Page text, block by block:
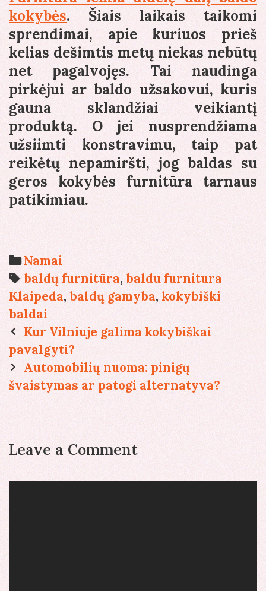
kokybės. Šiais laikais taikomi
sprendimai, apie kuriuos prieš
kelias dešimtis metų niekas nebūtų
net pagalvojęs. Tai naudinga
pirkėjui ar baldo užsakovui, kuris
gauna sklandžiai veikiantį
produktą. O jei nusprendžiama
užsiimti konstravimu, taip pat
reikėtų nepamiršti, jog baldas su
geros kokybės furnitūra tarnaus
patikimiau.
Categories
Namai
Tags
baldų furnitūra,baldu furnitura
Klaipeda, baldų gamyba, kokybiški
baldai
Post
navigation
Kur Vilniuje galima kokybiškai
pavalgyti?
Automobilių nuoma: pinigų
švaistymas ar patogi alternatyva?
Leave a Comment